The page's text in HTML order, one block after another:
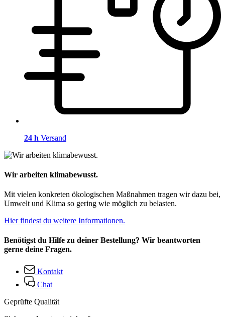
24 h Versand
Wir arbeiten klimabewusst.
Mit vielen konkreten ökologischen Maßnahmen tragen wir dazu bei,
Umwelt und Klima so gering wie möglich zu belasten.
Hier findest du weitere Informationen.
Benötigst du Hilfe zu deiner Bestellung? Wir beantworten
gerne deine Fragen.
Kontakt
Chat
Geprüfte Qualität